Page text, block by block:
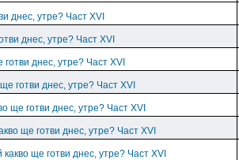
днес, утре? Част XVI
днес, утре? Част XVI
готви днес, утре? Част XVI
готви днес, утре? Част XVI
ще готви днес, утре? Част XVI
ще готви днес, утре? Част XVI
какво ще готви днес, утре? Част XVI